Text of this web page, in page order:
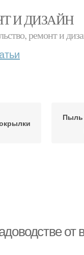
И ДИЗАЙН
ремонт и
Пыль
от